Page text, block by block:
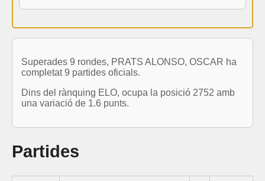
Superades 9 rondes, PRATS ALONSO, OSCAR ha
completat 9 partides oficials.
Dins del rànquing ELO, ocupa la posició 2752 amb
una variació de 1.6 punts.
Partides